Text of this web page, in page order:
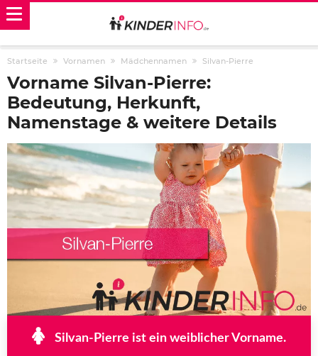
Startseite Vornamen Mädchennamen Silvan-Pierre
Vorname Silvan-Pierre:
Bedeutung, Herkunft,
Namenstage & weitere Details
Silvan-Pierre ist ein weiblicher Vorname.